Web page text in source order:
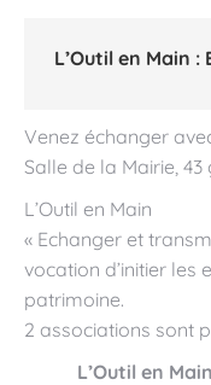
L’Outil en Main
Venez échanger
Salle de la Mairie, 43
L’Outil en Main
« Echanger et
vocation d’initier les
patrimoine.
2 associations sont
L’Outil en